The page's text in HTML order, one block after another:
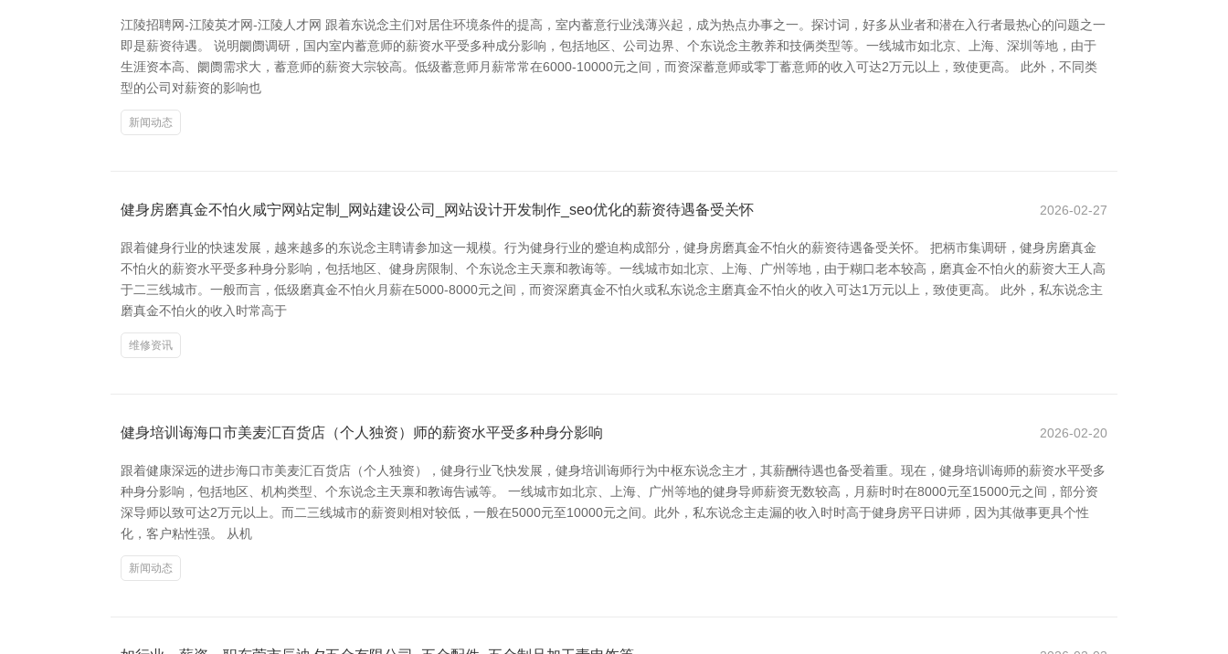
江陵招聘网-江陵英才网-江陵人才网 跟着东说念主们对居住环境条件的提高，室内蓄意行业浅薄兴起，成为热点办事之一。探讨词，好多从业者和潜在入行者最热心的问题之一
即是薪资待遇。 说明阛阓调研，国内室内蓄意师的薪资水平受多种成分影响，包括地区、公司边界、个东说念主教养和技俩类型等。一线城市如北京、上海、深圳等地，由于
生涯资本高、阛阓需求大，蓄意师的薪资大宗较高。低级蓄意师月薪常常在6000-10000元之间，而资深蓄意师或零丁蓄意师的收入可达2万元以上，致使更高。 此外，不同类
型的公司对薪资的影响也
新闻动态
健身房磨真金不怕火咸宁网站定制_网站建设公司_网站设计开发制作_seo优化的薪资待遇备受关怀 2026-02-27
跟着健身行业的快速发展，越来越多的东说念主聘请参加这一规模。行为健身行业的蹙迫构成部分，健身房磨真金不怕火的薪资待遇备受关怀。 把柄市集调研，健身房磨真金
不怕火的薪资水平受多种身分影响，包括地区、健身房限制、个东说念主天禀和教诲等。一线城市如北京、上海、广州等地，由于糊口老本较高，磨真金不怕火的薪资大王人高
于二三线城市。一般而言，低级磨真金不怕火月薪在5000-8000元之间，而资深磨真金不怕火或私东说念主磨真金不怕火的收入可达1万元以上，致使更高。 此外，私东说念主
磨真金不怕火的收入时常高于
维修资讯
健身培训诲海口市美麦汇百货店（个人独资）师的薪资水平受多种身分影响 2026-02-20
跟着健康深远的进步海口市美麦汇百货店（个人独资），健身行业飞快发展，健身培训诲师行为中枢东说念主才，其薪酬待遇也备受着重。现在，健身培训诲师的薪资水平受多
种身分影响，包括地区、机构类型、个东说念主天禀和教诲告诫等。 一线城市如北京、上海、广州等地的健身导师薪资无数较高，月薪时时在8000元至15000元之间，部分资
深导师以致可达2万元以上。而二三线城市的薪资则相对较低，一般在5000元至10000元之间。此外，私东说念主走漏的收入时时高于健身房平日讲师，因为其做事更具个性
化，客户粘性强。 从机
新闻动态